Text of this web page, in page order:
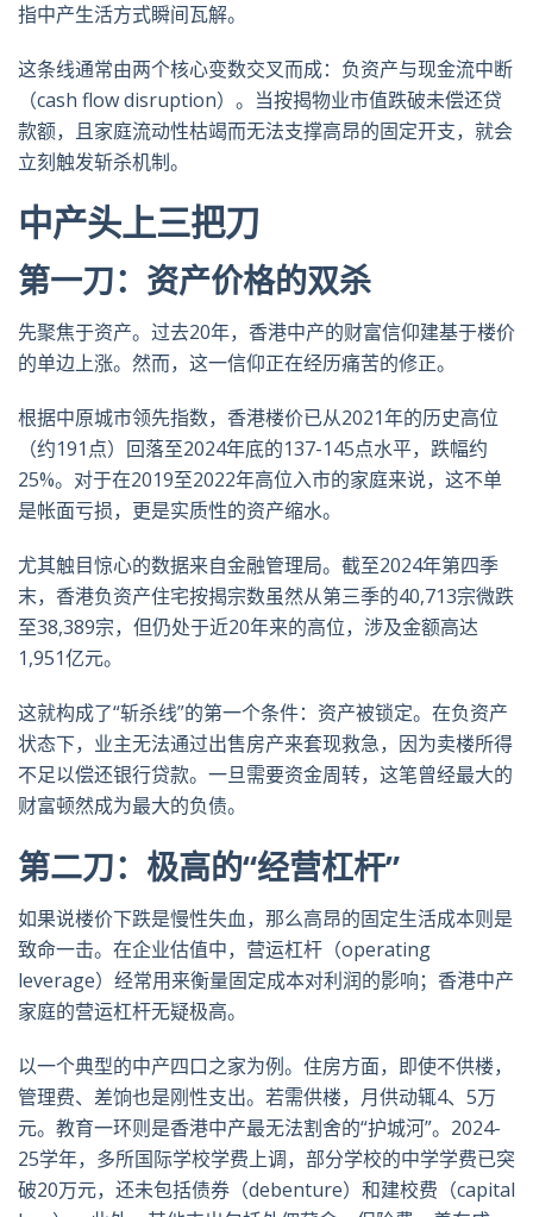
指中产生活方式瞬间瓦解。
这条线通常由两个核心变数交叉而成：负资产与现金流中断
（cash flow disruption）。当按揭物业市值跌破未偿还贷
款额，且家庭流动性枯竭而无法支撑高昂的固定开支，就会
立刻触发斩杀机制。
中产头上三把刀
第一刀：资产价格的双杀
先聚焦于资产。过去20年，香港中产的财富信仰建基于楼价
的单边上涨。然而，这一信仰正在经历痛苦的修正。
根据中原城市领先指数，香港楼价已从2021年的历史高位
（约191点）回落至2024年底的137-145点水平，跌幅约
25%。对于在2019至2022年高位入市的家庭来说，这不单
是帐面亏损，更是实质性的资产缩水。
尤其触目惊心的数据来自金融管理局。截至2024年第四季
末，香港负资产住宅按揭宗数虽然从第三季的40,713宗微跌
至38,389宗，但仍处于近20年来的高位，涉及金额高达
1,951亿元。
这就构成了“斩杀线”的第一个条件：资产被锁定。在负资产
状态下，业主无法通过出售房产来套现救急，因为卖楼所得
不足以偿还银行贷款。一旦需要资金周转，这笔曾经最大的
财富顿然成为最大的负债。
第二刀：极高的“经营杠杆”
如果说楼价下跌是慢性失血，那么高昂的固定生活成本则是
致命一击。在企业估值中，营运杠杆（operating
leverage）经常用来衡量固定成本对利润的影响；香港中产
家庭的营运杠杆无疑极高。
以一个典型的中产四口之家为例。住房方面，即使不供楼，
管理费、差饷也是刚性支出。若需供楼，月供动辄4、5万
元。教育一环则是香港中产最无法割舍的“护城河”。2024-
25学年，多所国际学校学费上调，部分学校的中学学费已突
破20万元，还未包括债券（debenture）和建校费（capital